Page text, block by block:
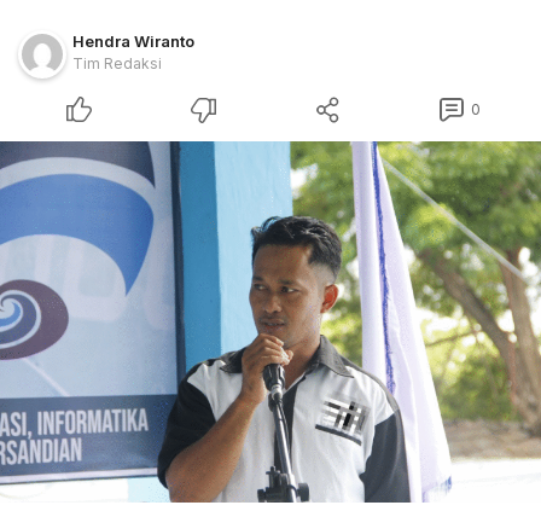
Hendra Wiranto
Tim Redaksi
0